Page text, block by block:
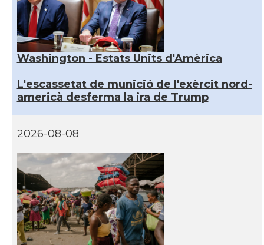
Washington - Estats Units d'Amèrica
L'escassetat de munició de l'exèrcit nord-
americà desferma la ira de Trump
2026-08-08